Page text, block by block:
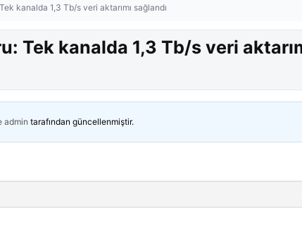
kanalda 1,3 Tb/s veri aktarımı sağlandı
Tek kanalda 1,3 Tb/s veri
admin tarafından güncellenmiştir.